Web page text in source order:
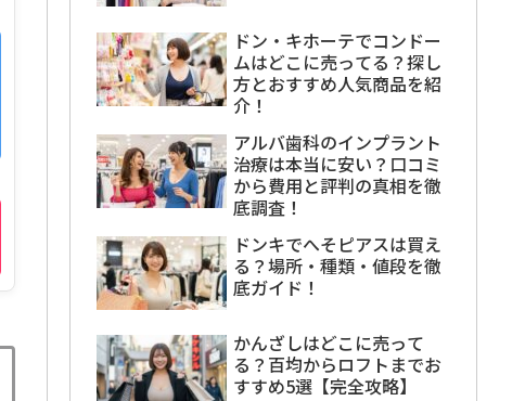
ドン・キホーテでコンドー
ムはどこに売ってる？探し
方とおすすめ人気商品を紹
介！
アルバ歯科のインプラント
治療は本当に安い？口コミ
から費用と評判の真相を徹
底調査！
ドンキでへそピアスは買え
る？場所・種類・値段を徹
底ガイド！
かんざしはどこに売って
る？百均からロフトまでお
すすめ5選【完全攻略】